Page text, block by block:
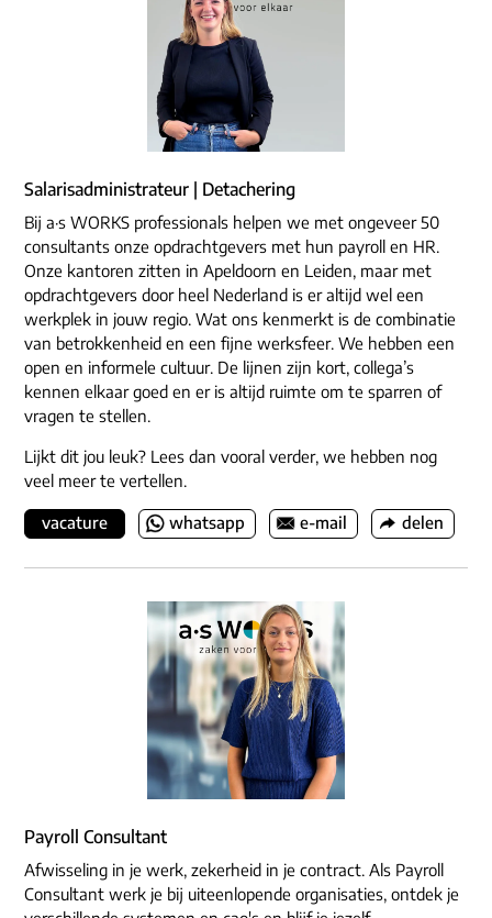
Salarisadministrateur | Detachering
Bij a·s WORKS professionals helpen we met ongeveer 50
consultants onze opdrachtgevers met hun payroll en HR.
Onze kantoren zitten in Apeldoorn en Leiden, maar met
opdrachtgevers door heel Nederland is er altijd wel een
werkplek in jouw regio. Wat ons kenmerkt is de combinatie
van betrokkenheid en een fijne werksfeer. We hebben een
open en informele cultuur. De lijnen zijn kort, collega’s
kennen elkaar goed en er is altijd ruimte om te sparren of
vragen te stellen.
Lijkt dit jou leuk? Lees dan vooral verder, we hebben nog
veel meer te vertellen.
vacature whatsapp e-mail delen
Payroll Consultant
Afwisseling in je werk, zekerheid in je contract. Als Payroll
Consultant werk je bij uiteenlopende organisaties, ontdek je